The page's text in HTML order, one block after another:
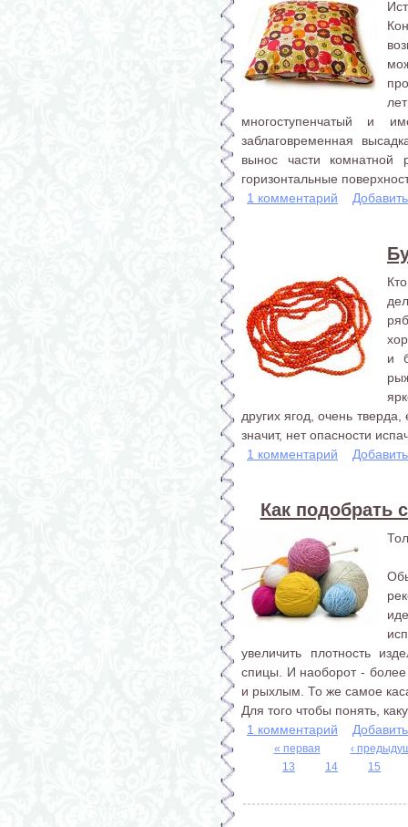
многоступенчатый и
заблаговременная
вынос части комнатной
горизонтальные
1 комментарий
и
других ягод, очень
значит, нет опасности
1 комментарий
Как подобрать
увеличить плотность
спицы. И наоборот -
и рыхлым. То же самое
Для того чтобы понять,
1 комментарий
« первая
‹
13
14 15